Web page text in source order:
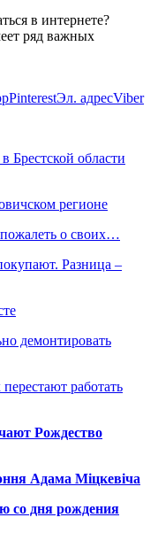
в интернете?
ряд важных
PinterestЭл. адресViber
Брестской области
регионе
о своих…
Разница –
демонтировать
работать
Рождество
Адама Міцкевіча
со дня рождения